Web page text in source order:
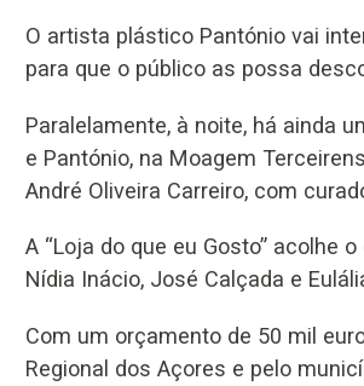
O artista plástico Pantónio vai
para que o público as possa
Paralelamente, à noite, há ainda
e Pantónio, na Moagem
André Oliveira Carreiro, com
A “Loja do que eu Gosto” acolhe
Nídia Inácio, José Calçada e
Com um orçamento de 50 mil
Regional dos Açores e pelo